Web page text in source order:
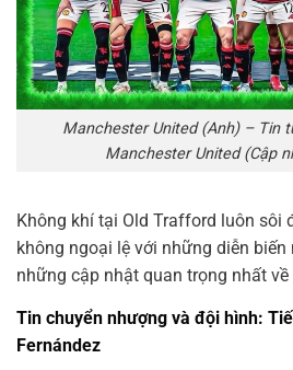
Manchester United (Anh) – Tin
Manchester United (Cập
Không khí tại Old Trafford luôn sôi
không ngoại lệ với những diễn
những cập nhật quan trọng nhất về
Tin chuyển nhượng và đội hình:
Fernández